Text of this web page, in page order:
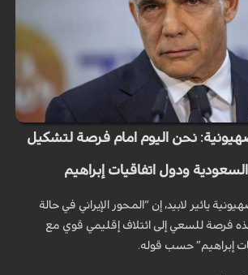
نحن اليوم امام فرصة لتشكيل
ودول اتفاقيات إبراهيم
يائير لابيد، إن “المحور الإيراني في حالة
للسعي إلى ائتلاف إقليمي قوي مع
إبراهيم” حسب قوله.